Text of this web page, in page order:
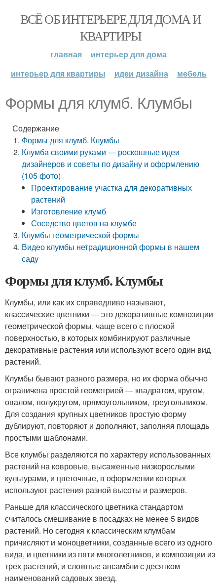
ВСЁ ОБ ИНТЕРЬЕРЕ ДЛЯ ДОМА И
КВАРТИРЫ
главная
интерьер для дома
интерьер для квартиры
идеи дизайна мебель
Формы для клумб. Клумбы
Содержание
Формы для клумб. Клумбы
Клумба своими руками — роскошные идеи
дизайнеров и советы по дизайну и оформлению
(105 фото)
Проектирование участка для декоративных
растений
Изготовление клумб
Соседство цветов на клумбе
Клумбы геометрической формы
Видео клумбы нетрадиционной формы в нашем
саду
Формы для клумб. Клумбы
Клумбы, или как их справедливо называют,
классические цветники — это декоративные композиции
геометрической формы, чаще всего с плоской
поверхностью, в которых комбинируют различные
декоративные растения или используют всего один вид
растений.
Клумбы бывают разного размера, но их форма обычно
ограничена простой геометрией — квадратом, кругом,
овалом, полукругом, прямоугольником, треугольником.
Для создания крупных цветников простую форму
дублируют, повторяют и дополняют, заполняя площадь
простыми шаблонами.
Все клумбы разделяются по характеру использованных
растений на ковровые, высаженные низкорослыми
культурами, и цветочные, в оформлении которых
используют растения разной высоты и размеров.
Раньше для классического цветника стандартом
считалось смешивание в посадках не менее 5 видов
растений. Но сегодня к классическим клумбам
причисляют и моноцветники, созданные всего из одного
вида, и цветники из пяти многолетников, и композиции из
трех растений, и сложные ансамбли с десятком
наименований садовых звезд.